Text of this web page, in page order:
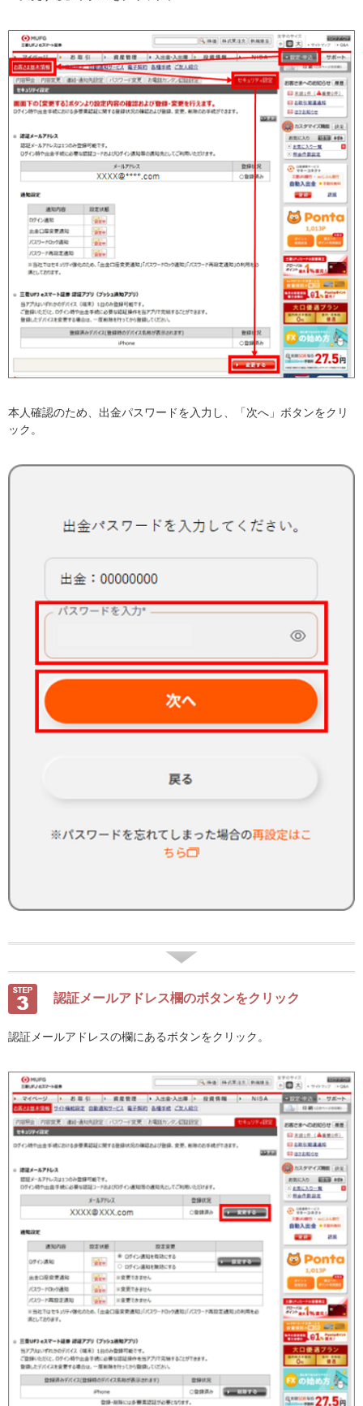
本人確認のため、出金パスワードを入力し、「次へ」ボタンをクリ
ック。
認証メールアドレス欄のボタンをクリック
認証メールアドレスの欄にあるボタンをクリック。